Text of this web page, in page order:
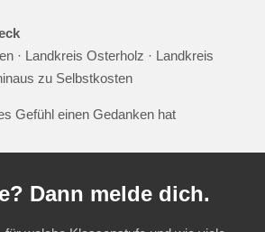
· Landkreis Osterholz · Landkreis
zu Selbstkosten
Gefühl einen Gedanken hat
Dann melde dich.